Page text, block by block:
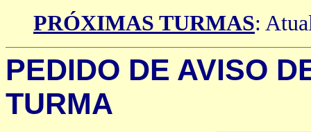
PRÓXIMAS TURMAS:
PEDIDO DE AVISO
TURMA